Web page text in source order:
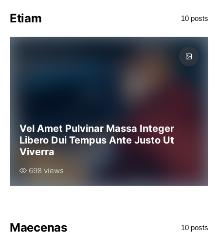
Etiam 10 posts
Vel Amet Pulvinar Massa Integer
Libero Dui Tempus Ante Justo Ut
Viverra
698 views
Maecenas 10 posts